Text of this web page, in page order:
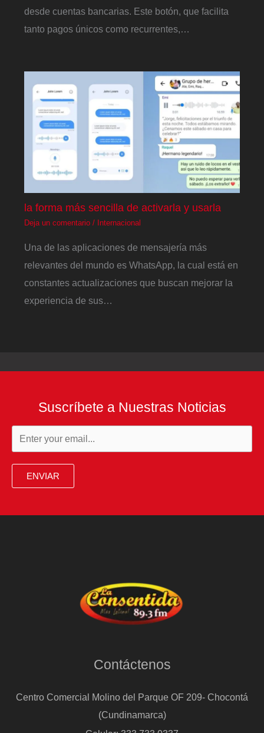
desde cuentas bancarias. Este botón, que facilita
tanto pagos únicos como recurrentes,…
la forma más sencilla de activarla y usarla
Deja un comentario / Internacional
Una de las aplicaciones de mensajería más
relevantes del mundo es WhatsApp, la cual está en
constantes actualizaciones que buscan mejorar la
experiencia de sus…
Suscríbete a Nuestras Noticias
ENVIAR
Contáctenos
Centro Comercial Molino del Parque OF 209- Chocontá
(Cundinamarca)